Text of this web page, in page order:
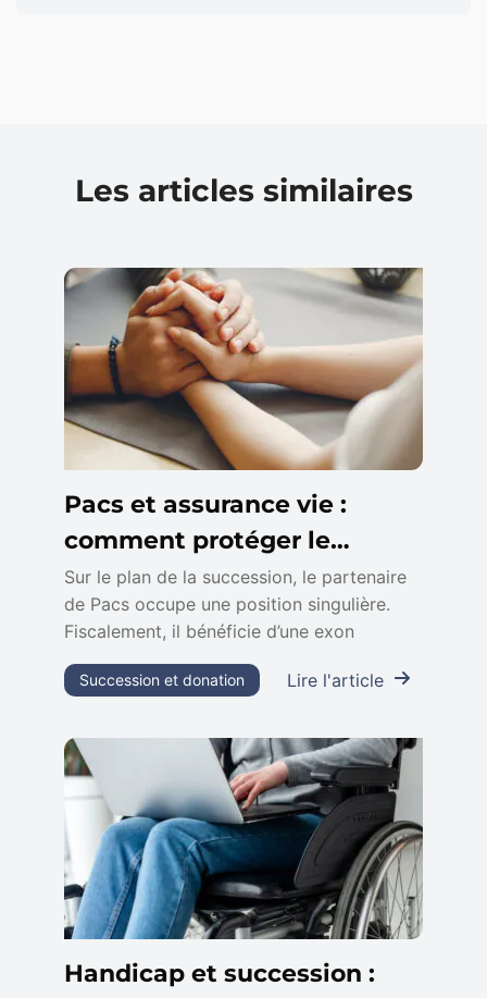
Les articles similaires
Pacs et assurance vie :
comment protéger le
partenaire survivant
Sur le plan de la succession, le partenaire
de Pacs occupe une position singulière.
Fiscalement, il bénéficie d’une exon
Lire l'article
Succession et donation
Handicap et succession :